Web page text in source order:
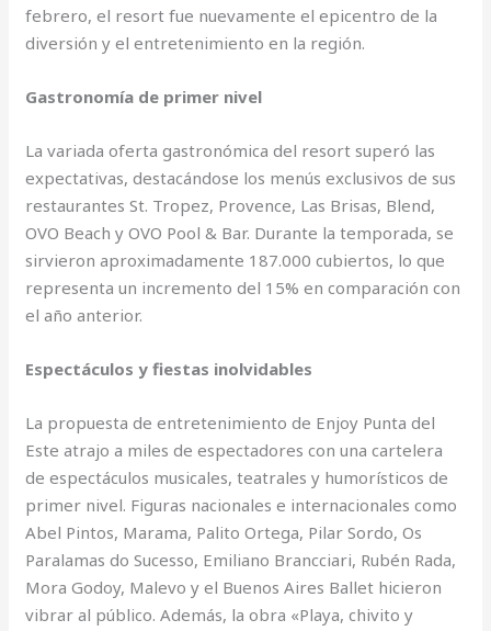
febrero, el resort fue nuevamente el epicentro de la
diversión y el entretenimiento en la región.
Gastronomía de primer nivel
La variada oferta gastronómica del resort superó las
expectativas, destacándose los menús exclusivos de sus
restaurantes St. Tropez, Provence, Las Brisas, Blend,
OVO Beach y OVO Pool & Bar. Durante la temporada, se
sirvieron aproximadamente 187.000 cubiertos, lo que
representa un incremento del 15% en comparación con
el año anterior.
Espectáculos y fiestas inolvidables
La propuesta de entretenimiento de Enjoy Punta del
Este atrajo a miles de espectadores con una cartelera
de espectáculos musicales, teatrales y humorísticos de
primer nivel. Figuras nacionales e internacionales como
Abel Pintos, Marama, Palito Ortega, Pilar Sordo, Os
Paralamas do Sucesso, Emiliano Brancciari, Rubén Rada,
Mora Godoy, Malevo y el Buenos Aires Ballet hicieron
vibrar al público. Además, la obra «Playa, chivito y